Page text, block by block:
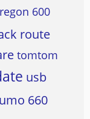
600
route
tomtom
usb
660